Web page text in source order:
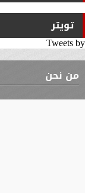
تويتر
Tweets by
من نحن